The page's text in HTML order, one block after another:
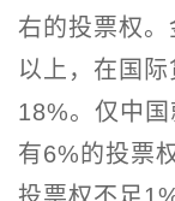
右的投票权
以上，在国
18%。仅中
有6%的投票